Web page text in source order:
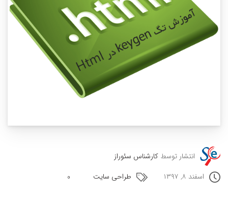
انتشار توسط کارشناس سئوراز
اسفند ۸, ۱۳۹۷
طراحی سایت